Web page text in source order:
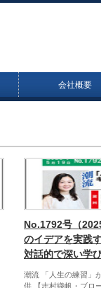
会社概要
No.1792号（
のイデアを実践
対話的で深い学
潮流 「人生の練習」
供 【志村織帆・ブロ